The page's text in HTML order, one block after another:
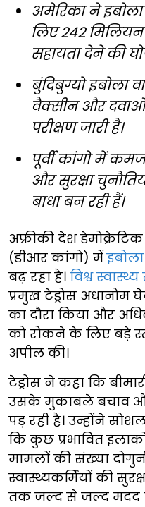
अमेरिका ने
लिए 242 मिलियन
सहायता देने की
बुंदिबुग्यो
वैक्सीन और दवाओं
परीक्षण जारी है।
पूर्वी कांगो में
और सुरक्षा
बाधा बन रही हैं।
अफ्रीकी देश
(डीआर कांगो) में
बढ़ रहा है। विश्व
प्रमुख टेड्रोस अधानोम
का दौरा किया और
को रोकने के लिए बड़े
अपील की।
टेड्रोस ने कहा कि
उसके मुकाबले बचाव
पड़ रही है। उन्होंने
कि कुछ प्रभावित
मामलों की संख्या
स्वास्थ्यकर्मियों की
तक जल्द से जल्द मदद